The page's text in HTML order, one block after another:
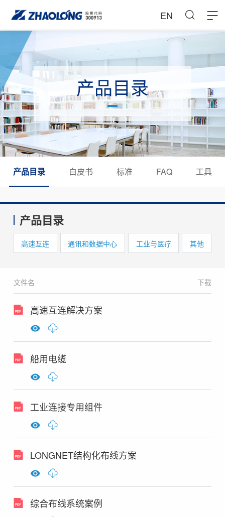
EN
产品目录
产品目录 白皮书 标准 FAQ 工具
产品目录
高速互连 通讯和数据中心 工业与医疗 其他
文件名 下载
高速互连解决方案
船用电缆
工业连接专用组件
LONGNET结构化布线方案
综合布线系统案例